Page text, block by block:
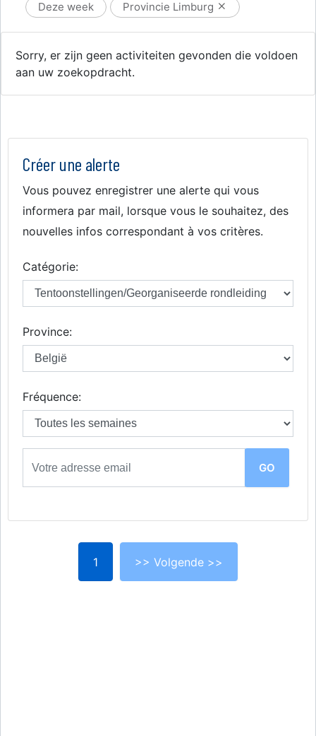
Deze week Provincie Limburg
Sorry, er zijn geen activiteiten gevonden die voldoen
aan uw zoekopdracht.
Créer une alerte
Vous pouvez enregistrer une alerte qui vous
informera par mail, lorsque vous le souhaitez, des
nouvelles infos correspondant à vos critères.
Catégorie:
Province:
Fréquence:
1 >> Volgende >>